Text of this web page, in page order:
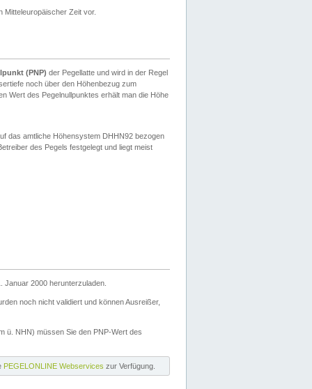
Mitteleuropäischer Zeit vor.
(PNP) der Pegellatte und wird in der Regel
noch über den Höhenbezug zum
Wert des Pegelnullpunktes erhält man die Höhe
das amtliche Höhensystem DHHN92 bezogen
des Pegels festgelegt und liegt meist
Januar 2000 herunterzuladen.
noch nicht validiert und können Ausreißer,
ü. NHN) müssen Sie den PNP-Wert des
PEGELONLINE Webservices zur Verfügung.